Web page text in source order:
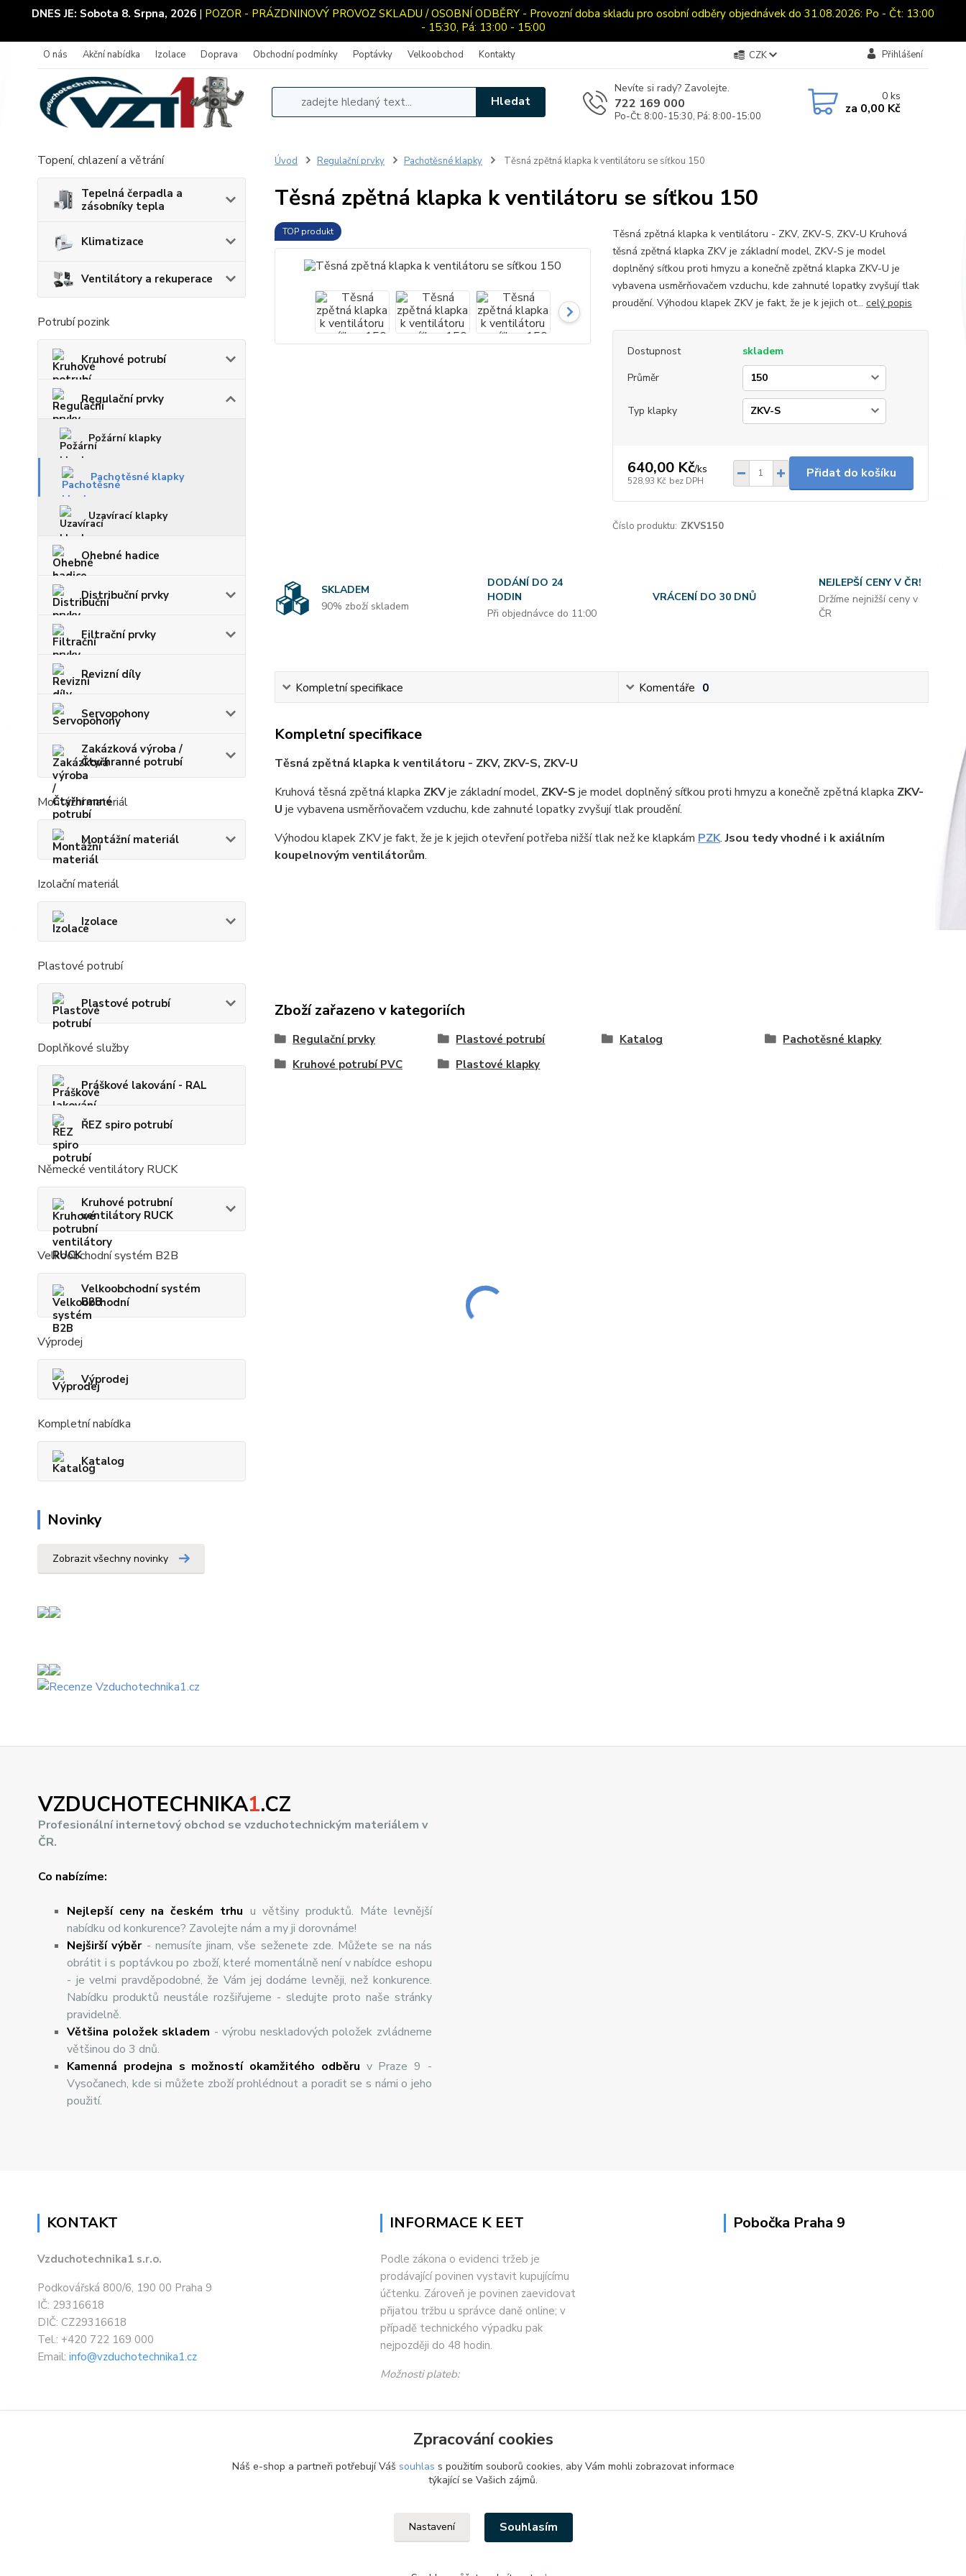
DNES JE: Sobota 8. Srpna, 2026 | POZOR - PRÁZDNINOVÝ PROVOZ SKLADU / OSOBNÍ ODBĚRY - Provozní doba skladu pro osobní odběry objednávek do 31.08.2026: Po - Čt: 13:00
- 15:30, Pá: 13:00 - 15:00
O nás Akční nabídka Izolace Doprava Obchodní podmínky Poptávky Velkoobchod Kontakty CZK Přihlášení
Hledat
Nevíte si rady? Zavolejte.
722 169 000
Po-Čt: 8:00-15:30, Pá: 8:00-15:00
0ks
za 0,00 Kč
Topení, chlazení a větrání
Tepelná čerpadla a
zásobníky tepla
Klimatizace
Ventilátory a rekuperace
Potrubí pozink
Kruhové potrubí
Regulační prvky
Požární klapky
Pachotěsné klapky
Uzavírací klapky
Ohebné hadice
Distribuční prvky
Filtrační prvky
Revizní díly
Servopohony
Zakázková výroba /
Čtyřhranné potrubí
Montážní materiál
Montážní materiál
Izolační materiál
Izolace
Plastové potrubí
Plastové potrubí
Doplňkové služby
Práškové lakování - RAL
ŘEZ spiro potrubí
Německé ventilátory RUCK
Kruhové potrubní
ventilátory RUCK
Velkoobchodní systém B2B
Velkoobchodní systém
B2B
Výprodej
Výprodej
Kompletní nabídka
Katalog
Novinky
Zobrazit všechny novinky
Úvod Regulační prvky Pachotěsné klapky Těsná zpětná klapka k ventilátoru se síťkou 150
Těsná zpětná klapka k ventilátoru se síťkou 150
TOP produkt
Těsná zpětná klapka k ventilátoru - ZKV, ZKV-S, ZKV-U Kruhová
těsná zpětná klapka ZKV je základní model, ZKV-S je model
doplněný síťkou proti hmyzu a konečně zpětná klapka ZKV-U je
vybavena usměrňovačem vzduchu, kde zahnuté lopatky zvyšují tlak
proudění. Výhodou klapek ZKV je fakt, že je k jejich ot... celý popis
Dostupnost
skladem
Průměr
Typ klapky
640,00 Kč/ks
528,93 Kč bez DPH
Přidat do košíku
Číslo produktu: ZKVS150
SKLADEM
90% zboží skladem
DODÁNÍ DO 24
HODIN
Při objednávce do 11:00
VRÁCENÍ DO 30 DNŮ
NEJLEPŠÍ CENY V ČR!
Držíme nejnižší ceny v
ČR
Kompletní specifikace Komentáře 0
Kompletní specifikace
Těsná zpětná klapka k ventilátoru - ZKV, ZKV-S, ZKV-U
Kruhová těsná zpětná klapka ZKVje základní model, ZKV-S je model doplněný síťkou proti hmyzu a konečně zpětná klapka ZKV-
U je vybavena usměrňovačem vzduchu, kde zahnuté lopatky zvyšují tlak proudění.
Výhodou klapek ZKV je fakt, že je k jejich otevření potřeba nižší tlak než ke klapkám PZK.Jsou tedy vhodné i k axiálním
koupelnovým ventilátorům.
Zboží zařazeno v kategoriích
Regulační prvky Plastové potrubí Katalog
Pachotěsné klapky
Kruhové potrubí PVC
Plastové klapky
VZDUCHOTECHNIKA1.CZ
Profesionální internetový obchod se vzduchotechnickým materiálem v
ČR.
Co nabízíme:
Nejlepší ceny na českém trhu u většiny produktů. Máte levnější
nabídku od konkurence? Zavolejte nám a my ji dorovnáme!
Nejširšívýběr- nemusíte jinam, vše seženete zde. Můžete se na nás
obrátit i s poptávkou po zboží, které momentálně není v nabídce eshopu
- je velmi pravděpodobné, že Vám jej dodáme levněji, než konkurence.
Nabídku produktů neustále rozšiřujeme - sledujte proto naše stránky
pravidelně.
Většina položek skladem - výrobu neskladových položek zvládneme
většinou do 3 dnů.
Kamenná prodejna s možností okamžitého odběru v Praze 9 -
Vysočanech, kde si můžete zboží prohlédnout a poradit se s námi o jeho
použití.
KONTAKT
Vzduchotechnika1 s.r.o.
Podkovářská 800/6, 190 00 Praha 9
IČ: 29316618
DIČ: CZ29316618
Tel.: +420 722 169 000
Email: info@vzduchotechnika1.cz
INFORMACE K EET
Podle zákona o evidenci tržeb je
prodávající povinen vystavit kupujícímu
účtenku. Zároveň je povinen zaevidovat
přijatou tržbu u správce daně online; v
případě technického výpadku pak
nejpozději do 48 hodin.
Možnosti plateb:
Pobočka Praha 9
Zpracování cookies
Náš e-shop a partneři potřebují Váš souhlas s použitím souborů cookies, aby Vám mohli zobrazovat informace
týkající se Vašich zájmů.
Nastavení Souhlasím